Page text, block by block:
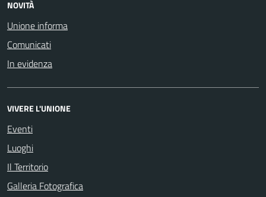
NOVITÀ
Unione informa
Comunicati
In evidenza
VIVERE L'UNIONE
Eventi
Luoghi
Il Territorio
Galleria Fotografica